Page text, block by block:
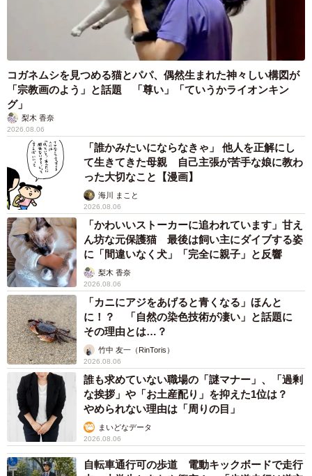
ることもしばしば。しかし、一宮さんは、「ラテちゃん今
夜も有難う」と言って、なでてあげている。
コガネムシを見つめる猫とパパ、偶然生まれた神々しい構図が
「宗教画のよう」と話題 「尊い」「ていうかライオンキン
グ」
梨木 香奈
2026.08.06
「誰かみたいにならなきゃ」 他人を正解にし
て生きてきた母親 自己主張が苦手な娘に教わ
った大切なこと【漫画】
海川 まこと
2026.08.06
「かわいいストーカーに追われています」甘え
ん坊な元保護猫 最後は飼い主にダイブする姿
に「間違いなく犬」「完全に親子」と反響
梨木 香奈
2026.08.06
「カニにアジをあげると青くなる」ほんと
に！？ 「自然の染色技術が凄い」と話題に
その理由とは…？
竹中 友一（RinToris）
2026.08.06
誰も求めていない職場の「謎マナー」、「過剰
な挨拶」や「お土産配り」を抑えた1位は？
やめられない理由は「周りの目」
まいどなデータ
2026.08.06
自転車通行可の歩道 電動キックボードで走行